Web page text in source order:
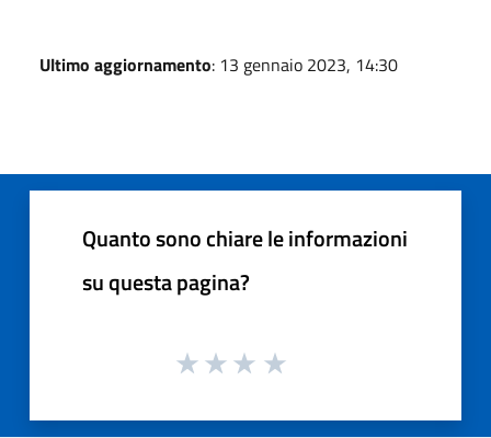
Ultimo aggiornamento: 13 gennaio 2023, 14:30
Quanto sono chiare le informazioni
su questa pagina?